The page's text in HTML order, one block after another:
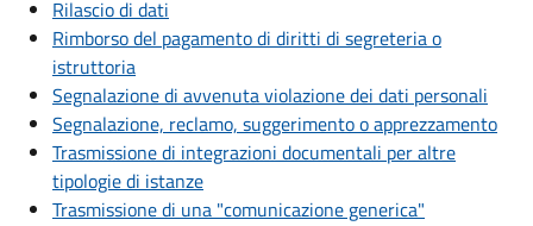
Rilascio di dati
Rimborso del pagamento di diritti di segreteria o
istruttoria
Segnalazione di avvenuta violazione dei dati personali
Segnalazione, reclamo, suggerimento o apprezzamento
Trasmissione di integrazioni documentali per altre
tipologie di istanze
Trasmissione di una "comunicazione generica"